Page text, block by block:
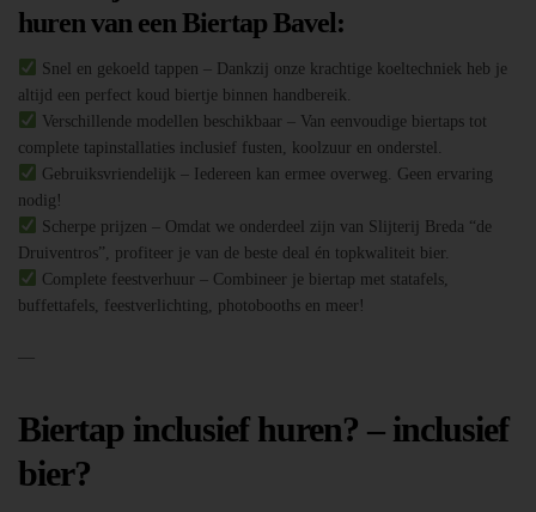
huren van een Biertap Bavel:
Snel en gekoeld tappen – Dankzij onze krachtige koeltechniek heb je
altijd een perfect koud biertje binnen handbereik.
Verschillende modellen beschikbaar – Van eenvoudige biertaps tot
complete tapinstallaties inclusief fusten, koolzuur en onderstel.
Gebruiksvriendelijk – Iedereen kan ermee overweg. Geen ervaring
nodig!
Scherpe prijzen – Omdat we onderdeel zijn van Slijterij Breda “de
Druiventros”, profiteer je van de beste deal én topkwaliteit bier.
Complete feestverhuur – Combineer je biertap met statafels,
buffettafels, feestverlichting, photobooths en meer!
—
Biertap inclusief huren? – inclusief
bier?